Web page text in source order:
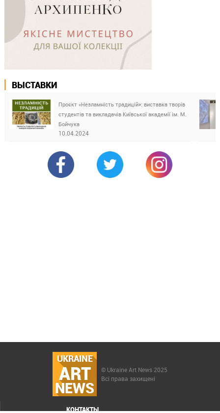
ВЫСТАВКИ
Проєкт «Незламність традицій»: виставка творів
студентів та викладачів Київської академії ім. М.
Бойчука
10.04.2024
UKRAINE
ART
NEWS
© Ukraine Art News 2025
Всі права захищені
КОНТАКТЫ